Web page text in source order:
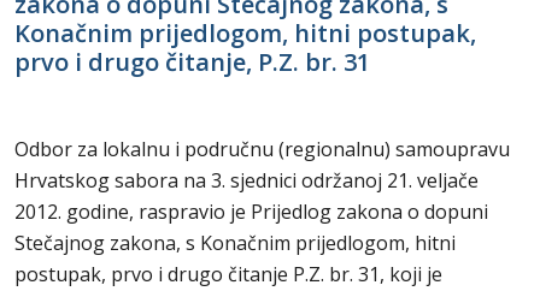
Konačnim prijedlogom, hitni postupak,
prvo i drugo čitanje, P.Z. br. 31
Odbor za lokalnu i područnu (regionalnu) samoupravu
Hrvatskog sabora na 3. sjednici održanoj 21. veljače
2012. godine, raspravio je Prijedlog zakona o dopuni
Stečajnog zakona, s Konačnim prijedlogom, hitni
postupak, prvo i drugo čitanje P.Z. br. 31, koji je